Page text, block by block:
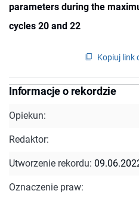
parameters during the
cycles 20 and 22
Kopiuj link
Informacje o rekordzie
Opiekun:
Redaktor:
Utworzenie rekordu:
Oznaczenie praw: